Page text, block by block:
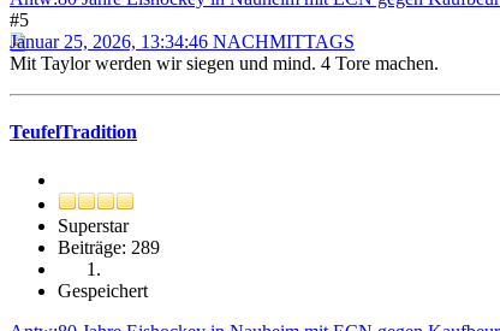
#5
Januar 25, 2026, 13:34:46 NACHMITTAGS
Mit Taylor werden wir siegen und mind. 4 Tore machen.
TeufelTradition
Superstar
Beiträge: 289
Gespeichert